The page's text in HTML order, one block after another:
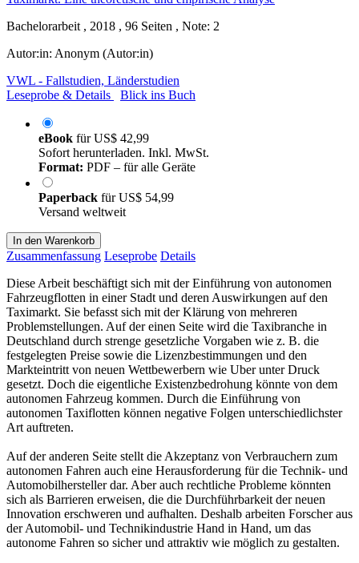
Bachelorarbeit , 2018 , 96 Seiten , Note: 2
Autor:in: Anonym (Autor:in)
VWL - Fallstudien, Länderstudien
Leseprobe & Details
Blick ins Buch
eBook fürUS$ 42,99
Sofort herunterladen. Inkl. MwSt.
Format: PDF – für alle Geräte
Paperback fürUS$ 54,99
Versand weltweit
In den Warenkorb
Zusammenfassung Leseprobe Details
Diese Arbeit beschäftigt sich mit der Einführung von autonomen
Fahrzeugflotten in einer Stadt und deren Auswirkungen auf den
Taximarkt. Sie befasst sich mit der Klärung von mehreren
Problemstellungen. Auf der einen Seite wird die Taxibranche in
Deutschland durch strenge gesetzliche Vorgaben wie z. B. die
festgelegten Preise sowie die Lizenzbestimmungen und den
Markteintritt von neuen Wettbewerbern wie Uber unter Druck
gesetzt. Doch die eigentliche Existenzbedrohung könnte von dem
autonomen Fahrzeug kommen. Durch die Einführung von
autonomen Taxiflotten können negative Folgen unterschiedlichster
Art auftreten.
Auf der anderen Seite stellt die Akzeptanz von Verbrauchern zum
autonomen Fahren auch eine Herausforderung für die Technik- und
Automobilhersteller dar. Aber auch rechtliche Probleme könnten
sich als Barrieren erweisen, die die Durchführbarkeit der neuen
Innovation erschweren und aufhalten. Deshalb arbeiten Forscher aus
der Automobil- und Technikindustrie Hand in Hand, um das
autonome Fahren so sicher und attraktiv wie möglich zu gestalten.